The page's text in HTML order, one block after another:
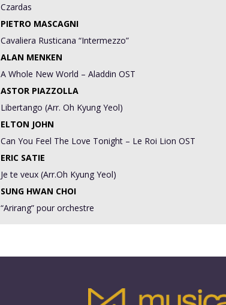
Czardas
PIETRO MASCAGNI
Cavaliera Rusticana “Intermezzo”
ALAN MENKEN
A Whole New World – Aladdin OST
ASTOR PIAZZOLLA
Libertango (Arr. Oh Kyung Yeol)
ELTON JOHN
Can You Feel The Love Tonight – Le Roi Lion OST
ERIC SATIE
Je te veux (Arr.Oh Kyung Yeol)
SUNG HWAN CHOI
“Arirang” pour orchestre